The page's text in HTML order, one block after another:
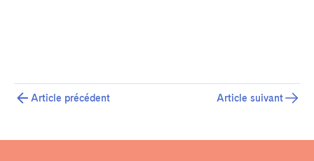
Article précédent Article suivant